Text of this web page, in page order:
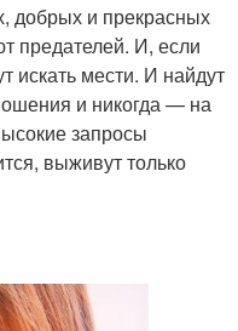
добрых и прекрасных
предателей. И, если
искать мести. И найдут
и никогда — на
запросы
выживут только